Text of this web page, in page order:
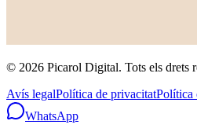
© 2026 Picarol Digital. Tots els drets
Avís legalPolítica de privacitatPolítica
WhatsApp